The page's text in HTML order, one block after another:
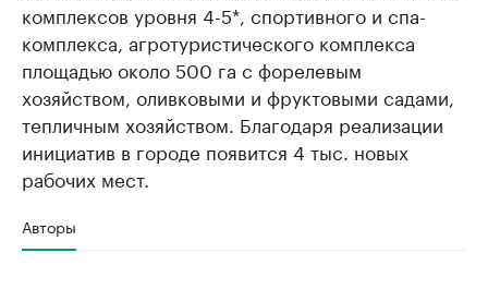
комплексов уровня 4-5*, спортивного и спа-
комплекса, агротуристического комплекса
площадью около 500 га с форелевым
хозяйством, оливковыми и фруктовыми садами,
тепличным хозяйством. Благодаря реализации
инициатив в городе появится 4 тыс. новых
рабочих мест.
Авторы